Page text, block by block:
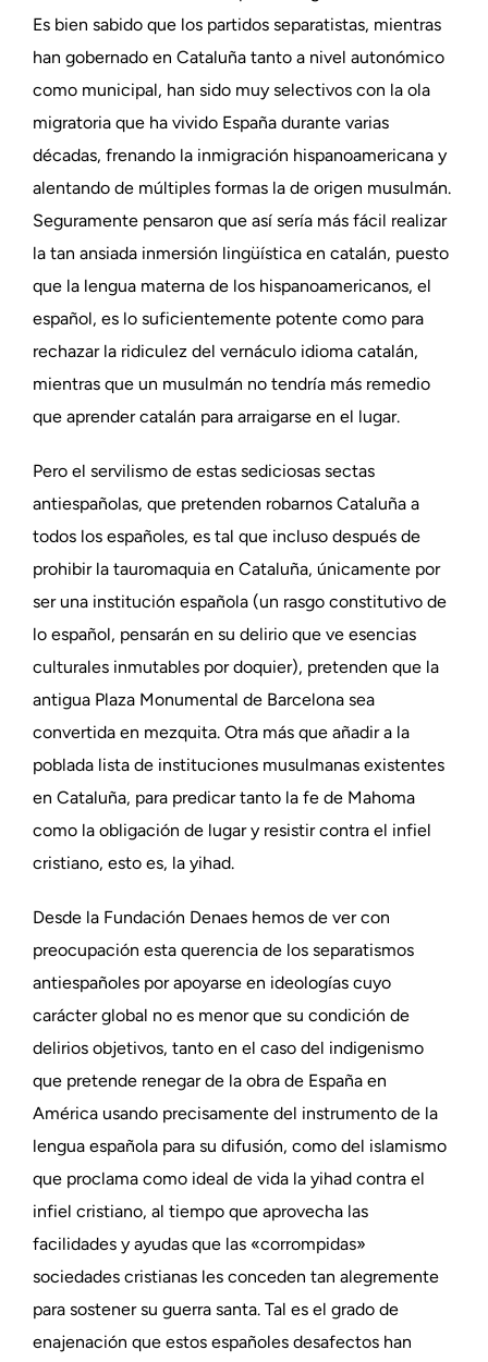
Es bien sabido que los partidos separatistas, mientras
han gobernado en Cataluña tanto a nivel autonómico
como municipal, han sido muy selectivos con la ola
migratoria que ha vivido España durante varias
décadas, frenando la inmigración hispanoamericana y
alentando de múltiples formas la de origen musulmán.
Seguramente pensaron que así sería más fácil realizar
la tan ansiada inmersión lingüística en catalán, puesto
que la lengua materna de los hispanoamericanos, el
español, es lo suficientemente potente como para
rechazar la ridiculez del vernáculo idioma catalán,
mientras que un musulmán no tendría más remedio
que aprender catalán para arraigarse en el lugar.
Pero el servilismo de estas sediciosas sectas
antiespañolas, que pretenden robarnos Cataluña a
todos los españoles, es tal que incluso después de
prohibir la tauromaquia en Cataluña, únicamente por
ser una institución española (un rasgo constitutivo de
lo español, pensarán en su delirio que ve esencias
culturales inmutables por doquier), pretenden que la
antigua Plaza Monumental de Barcelona sea
convertida en mezquita. Otra más que añadir a la
poblada lista de instituciones musulmanas existentes
en Cataluña, para predicar tanto la fe de Mahoma
como la obligación de lugar y resistir contra el infiel
cristiano, esto es, la yihad.
Desde la Fundación Denaes hemos de ver con
preocupación esta querencia de los separatismos
antiespañoles por apoyarse en ideologías cuyo
carácter global no es menor que su condición de
delirios objetivos, tanto en el caso del indigenismo
que pretende renegar de la obra de España en
América usando precisamente del instrumento de la
lengua española para su difusión, como del islamismo
que proclama como ideal de vida la yihad contra el
infiel cristiano, al tiempo que aprovecha las
facilidades y ayudas que las «corrompidas»
sociedades cristianas les conceden tan alegremente
para sostener su guerra santa. Tal es el grado de
enajenación que estos españoles desafectos han